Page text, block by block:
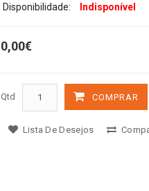
Disponibilidade:
Indisponível
0,00€
Qtd COMPRAR
Lista De Desejos